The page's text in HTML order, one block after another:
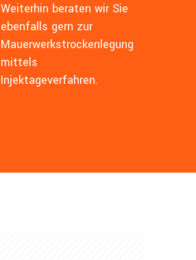
Weiterhin beraten wir Sie
ebenfalls gern zur
Mauerwerkstrockenlegung
mittels
Injektageverfahren.